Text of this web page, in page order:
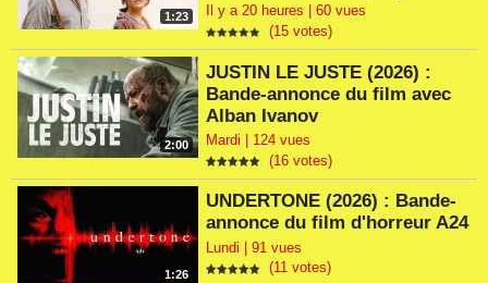
1:23
Il y a 20 heures | 60 vues
(15 votes)
2:00
JUSTIN LE JUSTE (2026) :
Bande-annonce du film avec
Alban Ivanov
Mardi | 124 vues
(16 votes)
1:26
UNDERTONE (2026) : Bande-
annonce du film d'horreur A24
Lundi | 91 vues
(11 votes)